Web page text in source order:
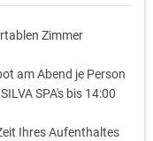
Zimmer
am Abend je Person
SPA's bis 14:00
Ihres Aufenthaltes